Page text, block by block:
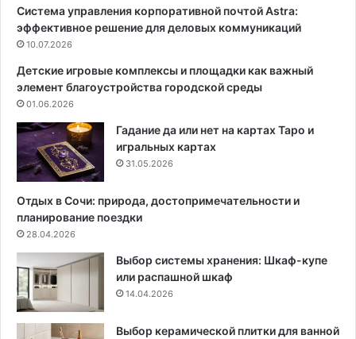
ш
е
н
я
д
я
д
т
е
р
н
о
г
Система управления корпоративной почтой Astra:
эффективное решение для деловых коммуникаций
10.07.2026
Детские игровые комплексы и площадки как важный
элемент благоустройства городской среды
01.06.2026
Гадание да или нет на картах Таро и
игральных картах
31.05.2026
Отдых в Сочи: природа, достопримечательности и
планирование поездки
28.04.2026
Выбор системы хранения: Шкаф-купе
или распашной шкаф
14.04.2026
Выбор керамической плитки для ванной